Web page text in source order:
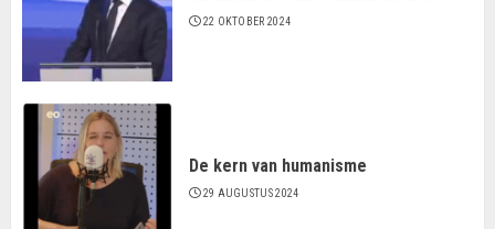
22 OKTOBER 2024
De kern van humanisme
29 AUGUSTUS 2024